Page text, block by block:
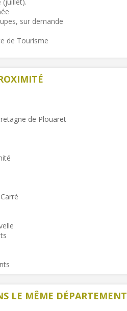
sur demande
de Tourisme
de Plouaret
LE MÊME DÉPARTEMENT